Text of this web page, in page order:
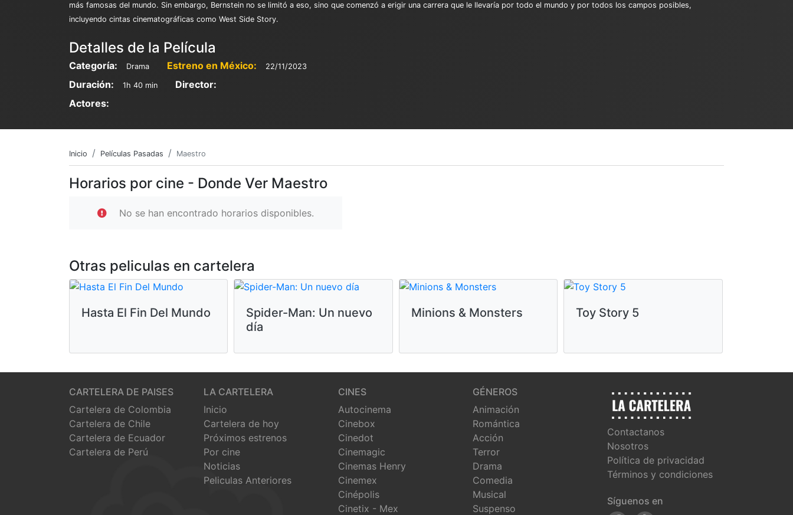
más famosas del mundo. Sin embargo, Bernstein no se limitó a eso, sino que comenzó a erigir una carrera que le llevaría por todo el mundo y por todos los campos posibles,
incluyendo cintas cinematográficas como West Side Story.
Detalles de la Película
Categoría: Drama Estreno en México: 22/11/2023
Duración: 1h 40 min
Director:
Actores:
Inicio Películas Pasadas Maestro
Horarios por cine - Donde Ver Maestro
No se han encontrado horarios disponibles.
Otras peliculas en cartelera
Hasta El Fin Del Mundo
Spider-Man: Un nuevo
día
Minions & Monsters Toy Story 5
CARTELERA DE PAISES
Cartelera de Colombia
Cartelera de Chile
Cartelera de Ecuador
Cartelera de Perú
LA CARTELERA
Inicio
Cartelera de hoy
Próximos estrenos
Por cine
Noticias
Peliculas Anteriores
CINES
Autocinema
Cinebox
Cinedot
Cinemagic
Cinemas Henry
Cinemex
Cinépolis
Cinetix - Mex
GÉNEROS
Animación
Romántica
Acción
Terror
Drama
Comedia
Musical
Suspenso
Contactanos
Nosotros
Política de privacidad
Términos y condiciones
Síguenos en